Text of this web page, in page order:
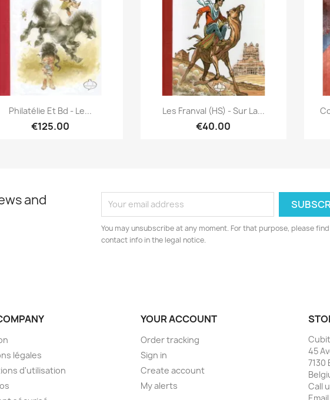
Quick view
Philatélie Et Bd - Le...
€125.00
Quick view
Les Franval (HS) - Sur La...
€40.00
and
You may unsubscribe at any moment. For that purpose, please
contact info in the legal notice.
légales
d'utilisation
YOUR ACCOUNT
Order tracking
Sign in
Create account
My alerts
45
7130
Call